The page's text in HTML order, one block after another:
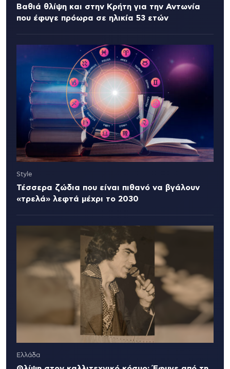
Βαθιά θλίψη και στην Κρήτη για την Αντωνία
που έφυγε πρόωρα σε ηλικία 53 ετών
Style
Τέσσερα ζώδια που είναι πιθανό να βγάλουν
«τρελά» λεφτά μέχρι το 2030
Ελλάδα